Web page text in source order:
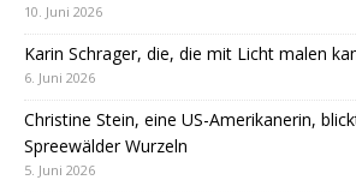
10. Juni 2026
Karin Schrager, die, die mit Licht malen
6. Juni 2026
Christine Stein, eine US-Amerikanerin,
Spreewälder Wurzeln
5. Juni 2026